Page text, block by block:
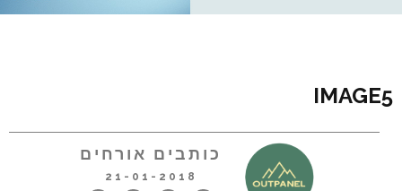
IMAGE5
כותבים אורחים
21-01-2018